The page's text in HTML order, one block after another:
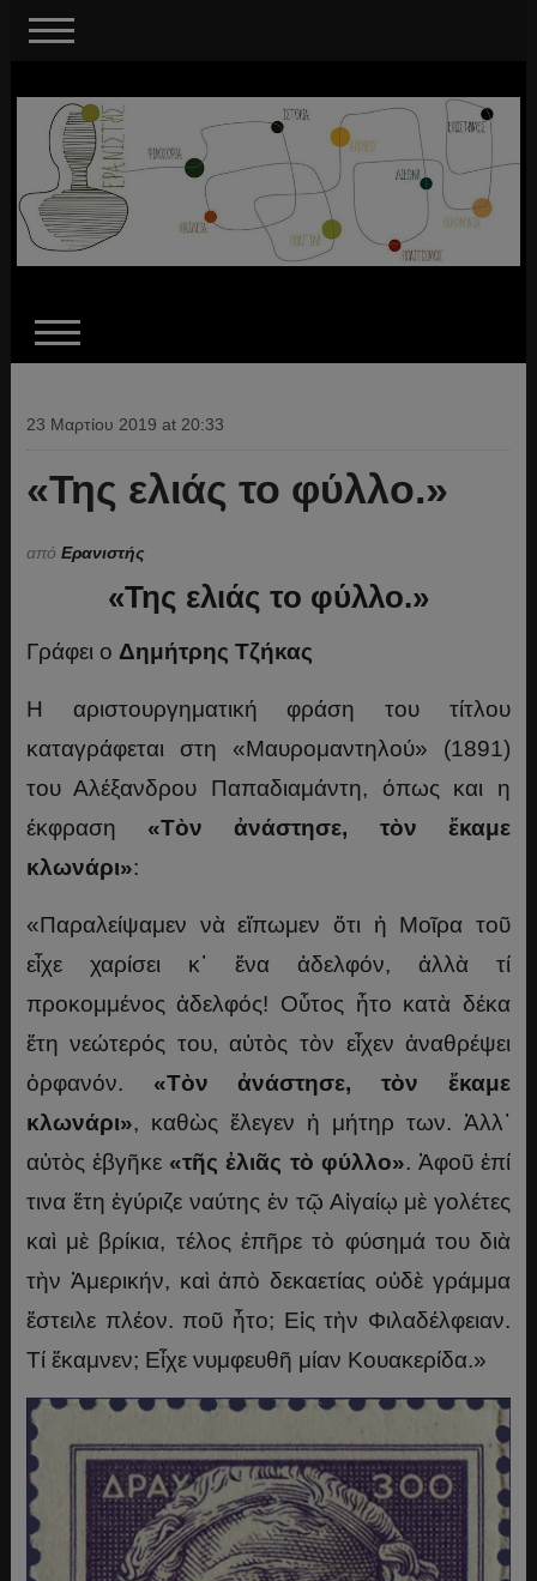
23 Μαρτίου 2019 at 20:33
«Της ελιάς το φύλλο.»
από Ερανιστής
«Της ελιάς το φύλλο.»
Γράφει ο Δημήτρης Τζήκας
Η αριστουργηματική φράση του τίτλου
καταγράφεται στη «Μαυρομαντηλού» (1891)
του Αλέξανδρου Παπαδιαμάντη, όπως και η
έκφραση «Τὸν ἀνάστησε, τὸν ἔκαμε
κλωνάρι»:
«Παραλείψαμεν νὰ εἴπωμεν ὅτι ἡ Μοῖρα τοῦ
εἶχε χαρίσει κ᾽ ἕνα ἀδελφόν, ἀλλὰ τί
προκομμένος ἀδελφός! Οὗτος ἦτο κατὰ δέκα
ἔτη νεώτερός του, αὐτὸς τὸν εἶχεν ἀναθρέψει
ὀρφανόν. «Τὸν ἀνάστησε, τὸν ἔκαμε
κλωνάρι», καθὼς ἔλεγεν ἡ μήτηρ των. Ἀλλ᾽
αὐτὸς ἐβγῆκε «τῆς ἐλιᾶς τὸ φύλλο». Ἀφοῦ ἐπί
τινα ἔτη ἐγύριζε ναύτης ἐν τῷ Αἰγαίῳ μὲ γολέτες
καὶ μὲ βρίκια, τέλος ἐπῆρε τὸ φύσημά του διὰ
τὴν Ἀμερικήν, καὶ ἀπὸ δεκαετίας οὐδὲ γράμμα
ἔστειλε πλέον. ποῦ ἦτο; Εἰς τὴν Φιλαδέλφειαν.
Τί ἔκαμνεν; Εἶχε νυμφευθῆ μίαν Κουακερίδα.»